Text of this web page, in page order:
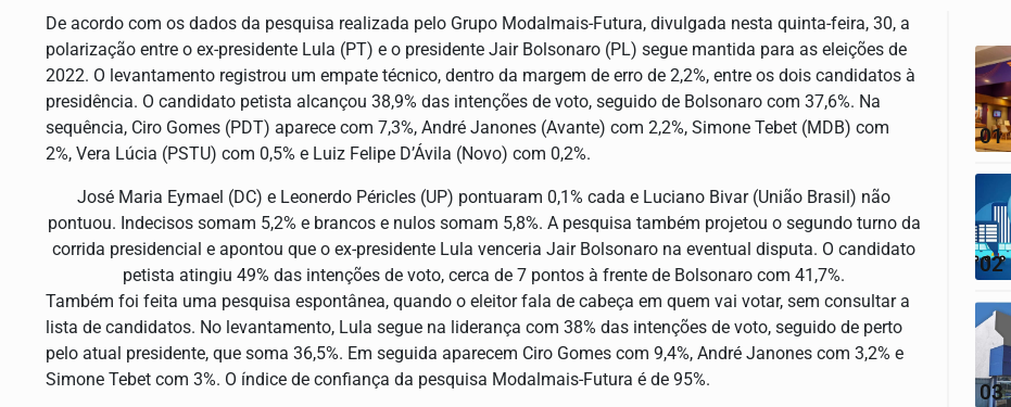
De acordo com os dados da pesquisa realizada pelo Grupo Modalmais-Futura, divulgada nesta quinta-feira, 30, a
polarização entre o ex-presidente Lula (PT) e o presidente Jair Bolsonaro (PL) segue mantida para as eleições de
2022. O levantamento registrou um empate técnico, dentro da margem de erro de 2,2%, entre os dois candidatos à
presidência. O candidato petista alcançou 38,9% das intenções de voto, seguido de Bolsonaro com 37,6%. Na
sequência, Ciro Gomes (PDT) aparece com 7,3%, André Janones (Avante) com 2,2%, Simone Tebet (MDB) com
2%, Vera Lúcia (PSTU) com 0,5% e Luiz Felipe D’Ávila (Novo) com 0,2%.
José Maria Eymael (DC) e Leonerdo Péricles (UP) pontuaram 0,1% cada e Luciano Bivar (União Brasil) não
pontuou. Indecisos somam 5,2% e brancos e nulos somam 5,8%. A pesquisa também projetou o segundo turno da
corrida presidencial e apontou que o ex-presidente Lula venceria Jair Bolsonaro na eventual disputa. O candidato
petista atingiu 49% das intenções de voto, cerca de 7 pontos à frente de Bolsonaro com 41,7%.
Também foi feita uma pesquisa espontânea, quando o eleitor fala de cabeça em quem vai votar, sem consultar a
lista de candidatos. No levantamento, Lula segue na liderança com 38% das intenções de voto, seguido de perto
pelo atual presidente, que soma 36,5%. Em seguida aparecem Ciro Gomes com 9,4%, André Janones com 3,2% e
Simone Tebet com 3%. O índice de confiança da pesquisa Modalmais-Futura é de 95%.
01
02
03